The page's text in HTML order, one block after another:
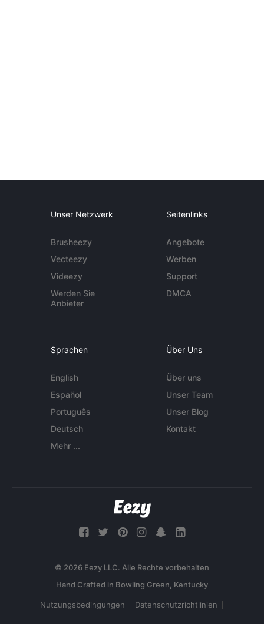
Unser Netzwerk
Brusheezy
Vecteezy
Videezy
Werden Sie
Anbieter
Seitenlinks
Angebote
Werben
Support
DMCA
Sprachen
English
Español
Português
Deutsch
Mehr ...
Über Uns
Über uns
Unser Team
Unser Blog
Kontakt
© 2026 Eezy LLC. Alle Rechte vorbehalten
Nutzungsbedingungen Datenschutzrichtlinien